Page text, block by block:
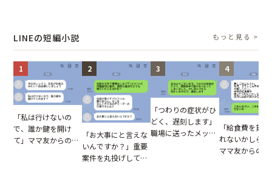
LINEの短編小説 もっと見る >
1
「私は行けないの
で、誰か鍵を開け
て」ママ友からの
2
「お大事にと言えな
いんですか？」重要
案件を丸投げして休
3
「つわりの症状がひ
どく、遅刻します」
職場に送ったメッセ
4
「給食費を貸
れないかしら
ママ友からの